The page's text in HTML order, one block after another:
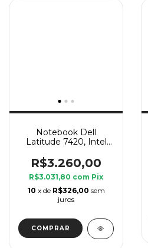
Notebook Dell
Latitude 7420, Intel
8 GB Ram, SSD 240
GB
R$3.260,00
R$3.031,80 com Pix
10 x de R$326,00 sem
juros